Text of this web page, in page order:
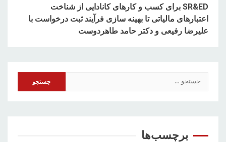
SR&ED برای کسب و کارهای کانادایی از شناخت
اعتبارهای مالیاتی تا بهینه سازی فرآیند ثبت درخواست با
علیرضا رفیعی و دکتر حامد طاهردوست
برچسب‌ها